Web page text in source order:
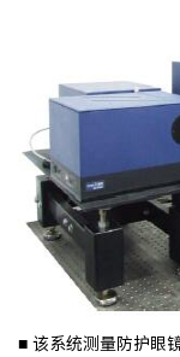
■ 该系统测量防护眼